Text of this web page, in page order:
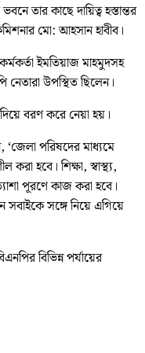
তার কাছে দায়িত্ব হস্তান্তর
মো: আহসান হাবীব।
ইমতিয়াজ মাহমুদসহ
নেতারা উপস্থিত ছিলেন।
বরণ করে নেয়া হয়।
পরিষদের মাধ্যমে
হবে। শিক্ষা, স্বাস্থ্য,
পূরণে কাজ করা হবে।
সবাইকে সঙ্গে নিয়ে এগিয়ে
বিভিন্ন পর্যায়ের